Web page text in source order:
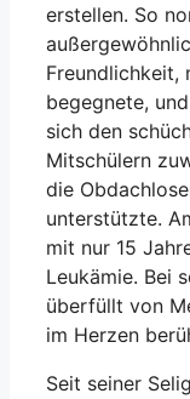
erstellen. So
Freundlichkeit,
begegnete,
sich den
Mitschülern
die
unterstützte.
mit nur 15
Leukämie. Bei
überfüllt von
im Herzen
Seit seiner